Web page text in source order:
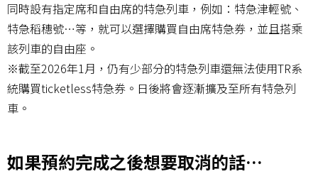
同時設有指定席和自由席的特急列車，例如：特急津輕號、
特急稻穗號…等，就可以選擇購買自由席特急券，並且搭乘
該列車的自由座。
※截至2026年1月，仍有少部分的特急列車還無法使用TR系
統購買ticketless特急券。日後將會逐漸擴及至所有特急列
車。
如果預約完成之後想要取消的話…